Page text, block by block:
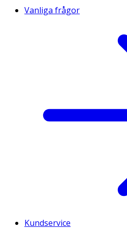
Vanliga frågor
Kundservice